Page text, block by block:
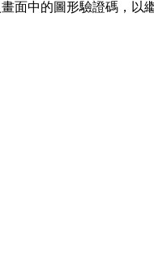
面中的圖形驗證碼，以